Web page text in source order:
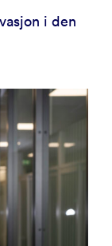
i den